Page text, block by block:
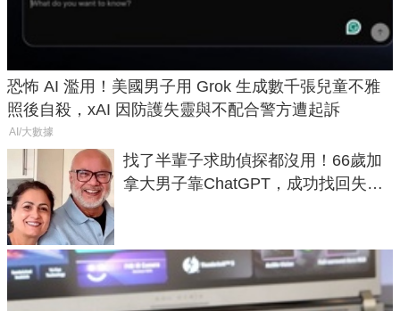
恐怖 AI 濫用！美國男子用 Grok 生成數千張兒童不雅
照後自殺，xAI 因防護失靈與不配合警方遭起訴
AI/大數據
找了半輩子求助偵探都沒用！66歲加
拿大男子靠ChatGPT，成功找回失散